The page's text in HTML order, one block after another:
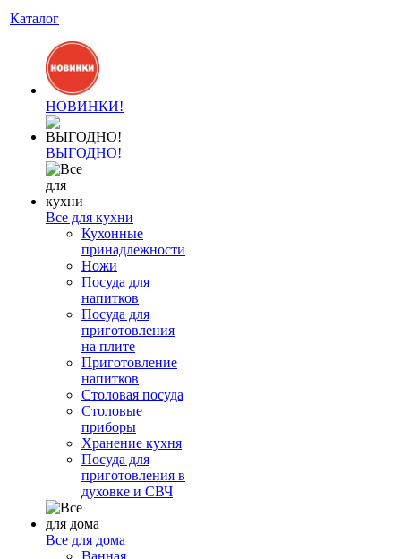
Каталог
НОВИНКИ!
ВЫГОДНО!
Все для кухни
Кухонные
принадлежности
Ножи
Посуда для
напитков
Посуда для
приготовления
на плите
Приготовление
напитков
Столовая посуда
Столовые
приборы
Хранение кухня
Посуда для
приготовления в
духовке и СВЧ
Все для дома
Ванная